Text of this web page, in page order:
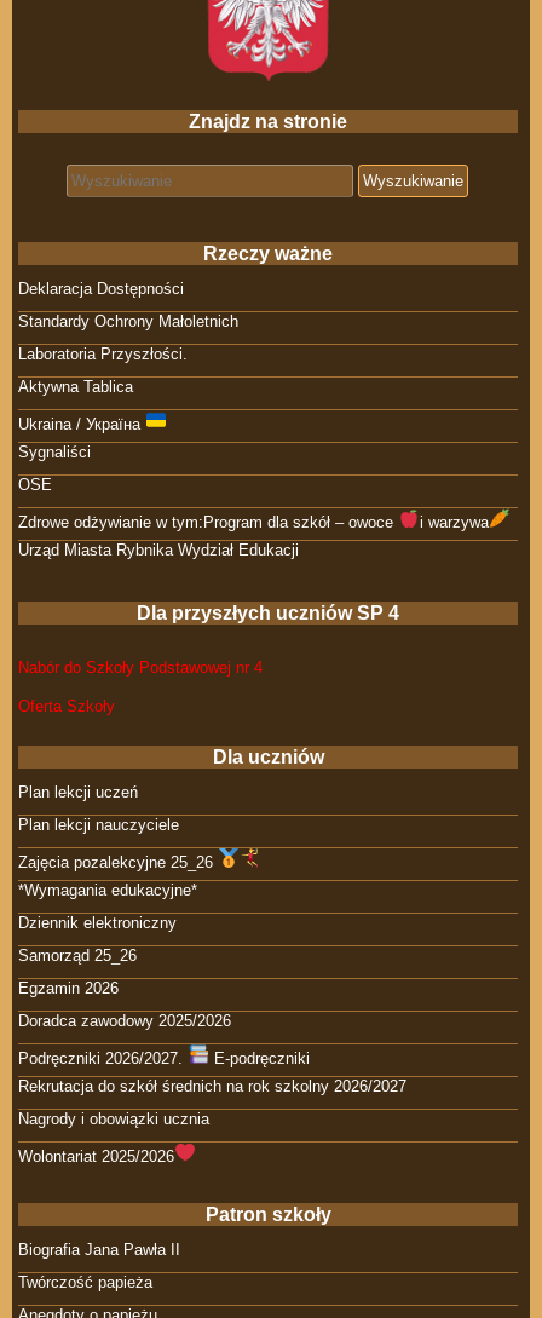
Znajdz na stronie
Search for:
Rzeczy ważne
Deklaracja Dostępności
Standardy Ochrony Małoletnich
Laboratoria Przyszłości.
Aktywna Tablica
Ukraina / Україна
Sygnaliści
OSE
Zdrowe odżywianie w tym:Program dla szkół – owoce
i warzywa
Urząd Miasta Rybnika Wydział Edukacji
Dla przyszłych uczniów SP 4
Nabór do Szkoły Podstawowej nr 4
Oferta Szkoły
Dla uczniów
Plan lekcji uczeń
Plan lekcji nauczyciele
Zajęcia pozalekcyjne 25_26
*Wymagania edukacyjne*
Dziennik elektroniczny
Samorząd 25_26
Egzamin 2026
Doradca zawodowy 2025/2026
Podręczniki 2026/2027.
E-podręczniki
Rekrutacja do szkół średnich na rok szkolny 2026/2027
Nagrody i obowiązki ucznia
Wolontariat 2025/2026
Patron szkoły
Biografia Jana Pawła II
Twórczość papieża